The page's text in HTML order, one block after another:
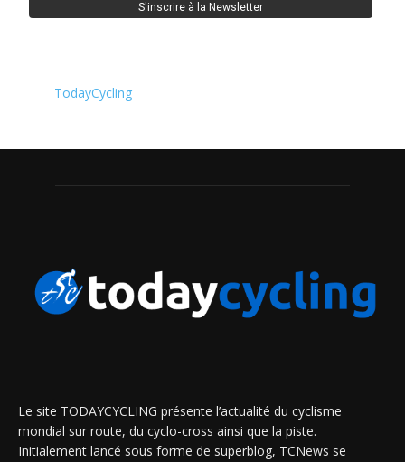
TodayCycling
Le site TODAYCYCLING présente l’actualité du cyclisme
mondial sur route, du cyclo-cross ainsi que la piste.
Initialement lancé sous forme de superblog, TCNews se